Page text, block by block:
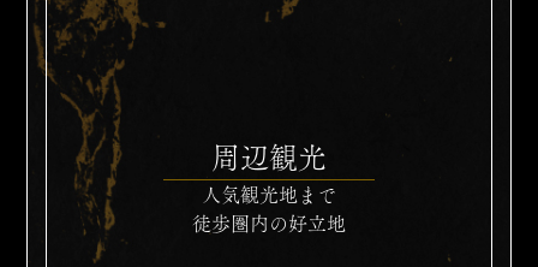
周辺観光
人気観光地まで
徒歩圏内の好立地